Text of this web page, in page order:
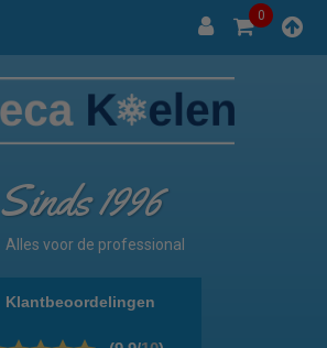
0
Sinds 1996
Alles voor de professional